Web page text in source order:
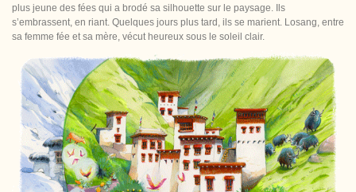
plus jeune des fées qui a brodé sa silhouette sur le paysage. Ils
s’embrassent, en riant. Quelques jours plus tard, ils se marient. Losang, entre
sa femme fée et sa mère, vécut heureux sous le soleil clair.